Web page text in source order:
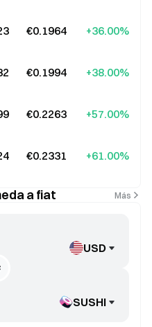
€0.1964 +36.00%
€0.1994 +38.00%
€0.2263 +57.00%
€0.2331 +61.00%
a fiat Más
SUSHI
USD